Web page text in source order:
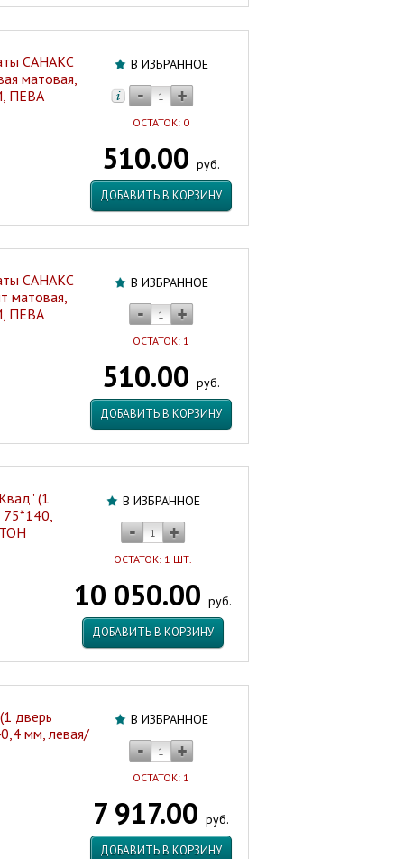
В ИЗБРАННОЕ
ОСТАТОК: 0
510.00 руб.
ДОБАВИТЬ В КОРЗИНУ
САНАКС
матовая,
ПЕВА
В ИЗБРАННОЕ
ОСТАТОК: 1
510.00 руб.
ДОБАВИТЬ В КОРЗИНУ
САНАКС
матовая,
ПЕВА
В ИЗБРАННОЕ
ОСТАТОК: 1 ШТ.
10 050.00 руб.
ДОБАВИТЬ В КОРЗИНУ
(1
75*140,
В ИЗБРАННОЕ
ОСТАТОК: 1
7 917.00 руб.
ДОБАВИТЬ В КОРЗИНУ
дверь
мм, левая/